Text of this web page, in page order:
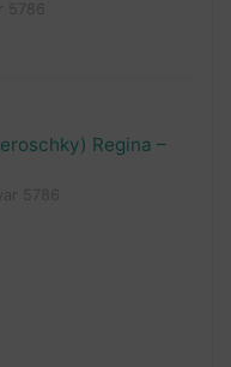
Regina –